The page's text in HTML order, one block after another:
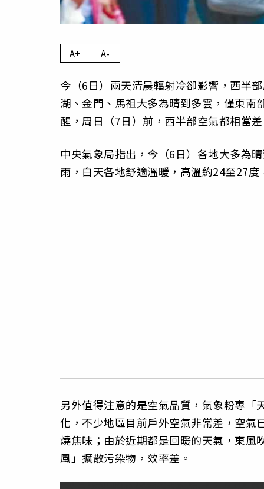
A+ A-
今（6日）兩天清晨輻射冷卻影響，西半
湖、金門、馬祖大多為晴到多雲，僅東
醒，周日（7日）前，西半部空氣都相當
中央氣象局指出，今（6日）各地大多為
雨，白天各地舒適溫暖，高溫約24至27
另外值得注意的是空氣品質，氣象粉專
化，不少地區目前戶外空氣非常差，空氣
燒焦味；由於近期都是回暖的天氣，東風
風」擴散污染物，效率差。